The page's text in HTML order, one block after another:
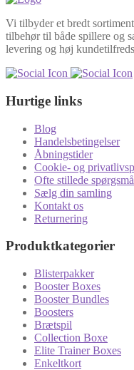
Vi tilbyder et bredt
tilbehør til både spillere og
levering og høj
Hurtige links
Blog
Handelsbetingelser
Åbningstider
Cookie- og
Ofte stillede
Sælg din samling
Kontakt os
Returnering
Produktkategorier
Blisterpakker
Booster Boxes
Booster Bundles
Boosters
Brætspil
Collection Boxe
Elite Trainer Boxes
Enkeltkort